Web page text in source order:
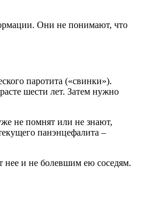
Они не понимают, что
паротита («свинки»).
шести лет. Затем нужно
не помнят или не знают,
панэнцефалита –
нее и не болевшим ею соседям.